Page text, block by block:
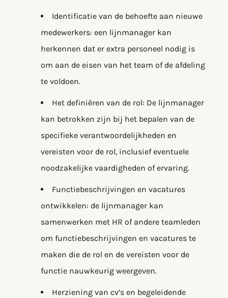
Identificatie van de behoefte aan nieuwe
medewerkers: een lijnmanager kan
herkennen dat er extra personeel nodig is
om aan de eisen van het team of de afdeling
te voldoen.
Het definiëren van de rol: De lijnmanager
kan betrokken zijn bij het bepalen van de
specifieke verantwoordelijkheden en
vereisten voor de rol, inclusief eventuele
noodzakelijke vaardigheden of ervaring.
Functiebeschrijvingen en vacatures
ontwikkelen: de lijnmanager kan
samenwerken met HR of andere teamleden
om functiebeschrijvingen en vacatures te
maken die de rol en de vereisten voor de
functie nauwkeurig weergeven.
Herziening van cv’s en begeleidende